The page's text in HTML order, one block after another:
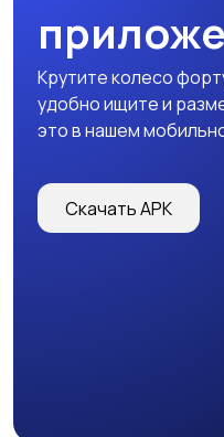
Крутите колесо
удобно ищите и
это в нашем
Скачать APK